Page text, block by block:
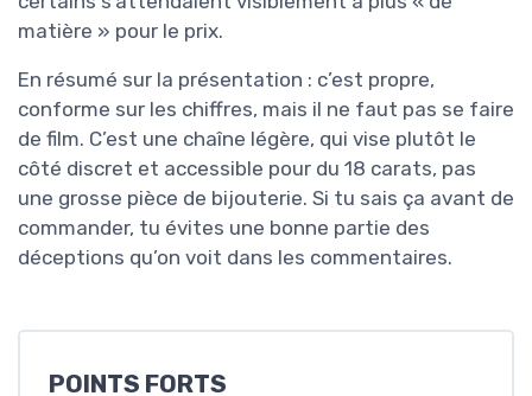
matière » pour le prix.
En résumé sur la présentation : c’est propre,
conforme sur les chiffres, mais il ne faut pas se faire
de film. C’est une chaîne légère, qui vise plutôt le
côté discret et accessible pour du 18 carats, pas
une grosse pièce de bijouterie. Si tu sais ça avant de
commander, tu évites une bonne partie des
déceptions qu’on voit dans les commentaires.
POINTS FORTS